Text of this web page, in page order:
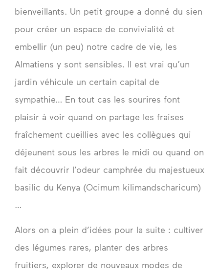
bienveillants. Un petit groupe a donné du sien
pour créer un espace de convivialité et
embellir (un peu) notre cadre de vie, les
Almatiens y sont sensibles. Il est vrai qu’un
jardin véhicule un certain capital de
sympathie… En tout cas les sourires font
plaisir à voir quand on partage les fraises
fraîchement cueillies avec les collègues qui
déjeunent sous les arbres le midi ou quand on
fait découvrir l’odeur camphrée du majestueux
basilic du Kenya (Ocimum kilimandscharicum)
…
Alors on a plein d’idées pour la suite : cultiver
des légumes rares, planter des arbres
fruitiers, explorer de nouveaux modes de